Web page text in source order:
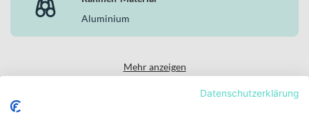
Aluminium
Mehr anzeigen
Datenschutzerklärung